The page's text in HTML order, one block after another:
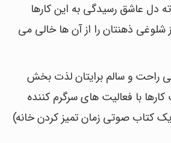
ته دل عاشق رسیدگی به این کارها
ذهنتان را از آن ها خالی می
راحت و سالم برایتان لذت بخش
با فعالیت های سرگرم کننده
کتاب صوتی زمان تمیز کردن خانه)